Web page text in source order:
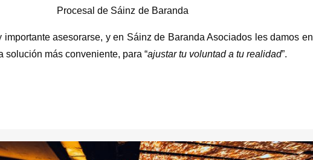
Procesal de Sáinz de Baranda
importante asesorarse, y en Sáinz de Baranda Asociados les damos en
solución más conveniente, para “ajustar tu voluntad a tu realidad”.